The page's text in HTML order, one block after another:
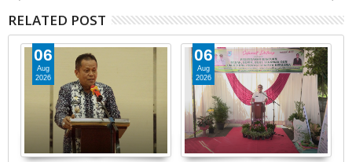
RELATED POST
06
Aug
2026
06
Aug
2026